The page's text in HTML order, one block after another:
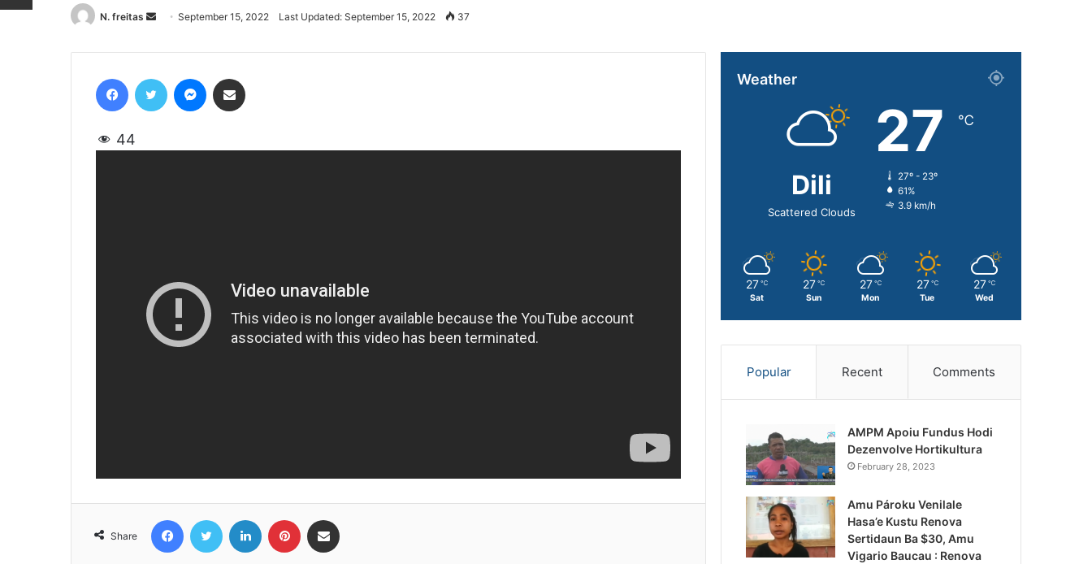
N. freitas
Send
email
September 15, 2022 Last Updated: September 15, 2022 37
44
Share
Weather
Dili
Scattered Clouds
27 ℃
27º - 23º
61%
3.9 km/h
27 ℃
Sat
27 ℃
Sun
27 ℃
Mon
27 ℃
Tue
27 ℃
Wed
Popular Recent Comments
AMPM Apoiu Fundus Hodi
Dezenvolve Hortikultura
February 28, 2023
Amu Pároku Venilale
Hasa’e Kustu Renova
Sertidaun Ba $30, Amu
Vigario Baucau : Renova